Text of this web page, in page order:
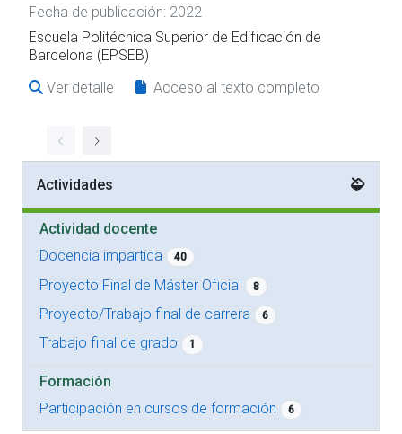
Fecha de publicación: 2022
Escuela Politécnica Superior de Edificación de
Barcelona (EPSEB)
Ver detalle
Acceso al texto completo
Actividades
Actividad docente
Docencia impartida
40
Proyecto Final de Máster Oficial 8
Proyecto/Trabajo final de carrera 6
Trabajo final de grado 1
Formación
Participación en cursos de formación
6